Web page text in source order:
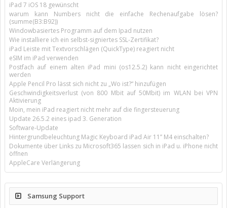
iPad 7 iOS 18 gewünscht
warum kann Numbers nicht die einfache Rechenaufgabe lösen?
(summe(B3:B92))
Windowbasiertes Programm auf dem Ipad nutzen
Wie installiere ich ein selbst-signiertes SSL-Zertifikat?
iPad Leiste mit Textvorschlägen (QuickType) reagiert nicht
eSIM im iPad verwenden
Postfach auf einem alten iPad mini (os12.5.2) kann nicht eingerichtet
werden
Apple Pencil Pro lässt sich nicht zu „Wo ist?“ hinzufügen
Geschwindigkeitsverlust (von 800 Mbit auf 50Mbit) im WLAN bei VPN
Aktivierung
Moin, mein iPad reagiert nicht mehr auf die fingersteuerung
Update 26.5.2 eines ipad 3. Generation
Software-Update
Hintergrundbeleuchtung Magic Keyboard iPad Air 11’’ M4 einschalten?
Dokumente über Links zu Microsoft365 lassen sich in iPad u. iPhone nicht
öffnen
AppleCare Verlängerung
Samsung Support